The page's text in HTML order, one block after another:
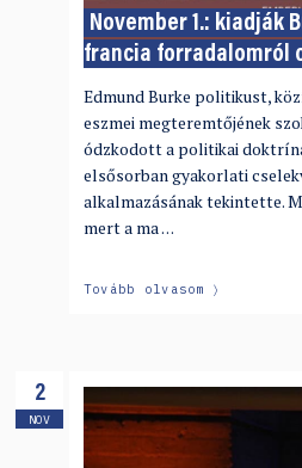
November 1.: kiadják
francia forradalomról
Edmund Burke politikust,
eszmei megteremtőjének
ódzkodott a politikai
elsősorban gyakorlati
alkalmazásának tekintette.
mert a ma …
Tovább olvasom
2
NOV